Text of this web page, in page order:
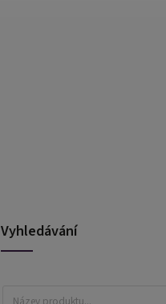
Vyhledávání